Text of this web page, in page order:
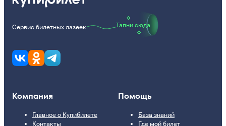
Сервис билетных лазеек Тапни сюда
Компания
Главное о Купибилете
Контакты
Помощь
База знаний
Где мой билет